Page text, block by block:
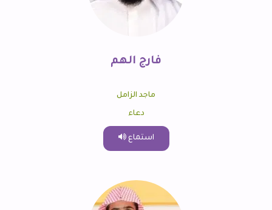
فارج الهم
ماجد الزامل
دعاء
استماع